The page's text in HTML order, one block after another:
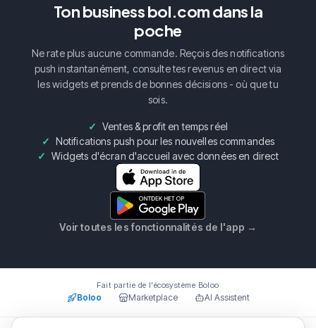
Ton business bol.com dans la
poche
Ne rate plus aucune commande. Reçois des notifications
push instantanément, consulte tes revenus en direct via
les widgets et prends de bonnes décisions - où que tu
sois.
Ventes & profit en temps réel
Notifications push pour les nouvelles commandes
Widgets d'écran d'accueil avec données en direct
Voir toutes les fonctionnalités de l'app →
Fait partie de l'écosystème Boloo
Boloo Marketplace AI Assistent